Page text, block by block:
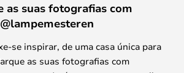
as suas fotografias com
@lampemesteren
se inspirar, de uma casa única para
as suas fotografias com